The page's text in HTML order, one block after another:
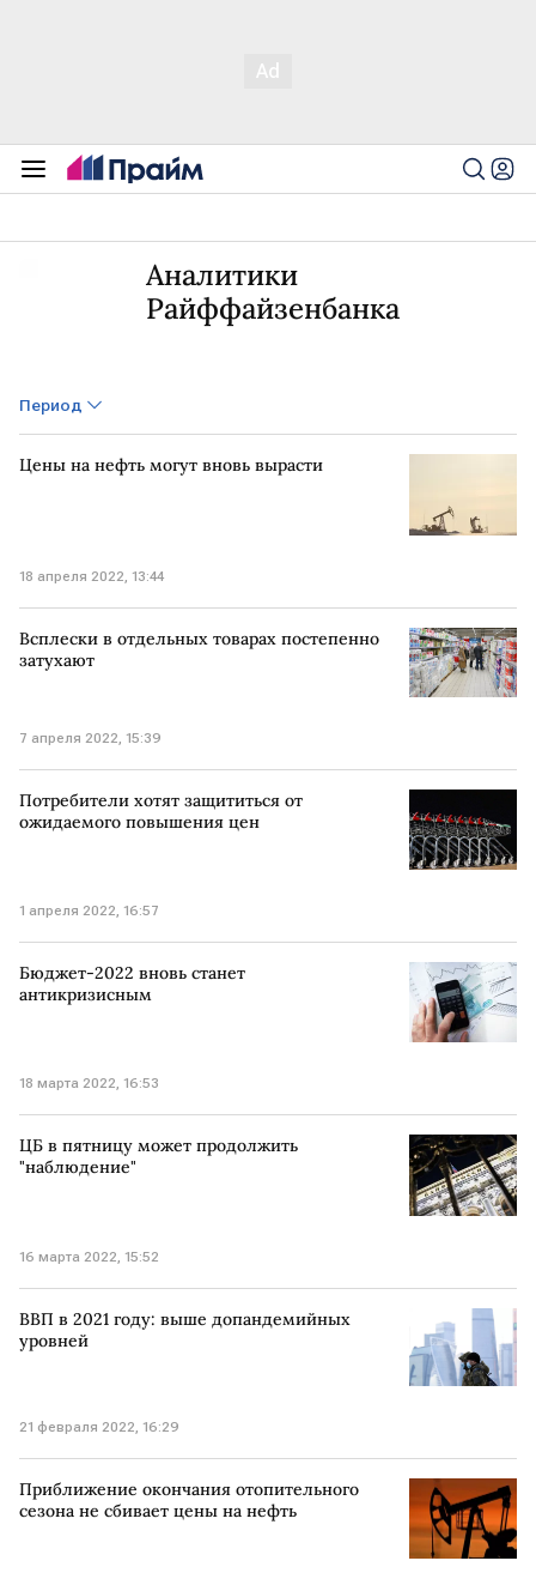
Аналитики
Райффайзенбанка
Период
Цены на нефть могут вновь вырасти
18 апреля 2022, 13:44
Всплески в отдельных товарах постепенно
затухают
7 апреля 2022, 15:39
Потребители хотят защититься от
ожидаемого повышения цен
1 апреля 2022, 16:57
Бюджет-2022 вновь станет
антикризисным
18 марта 2022, 16:53
ЦБ в пятницу может продолжить
"наблюдение"
16 марта 2022, 15:52
ВВП в 2021 году: выше допандемийных
уровней
21 февраля 2022, 16:29
Приближение окончания отопительного
сезона не сбивает цены на нефть